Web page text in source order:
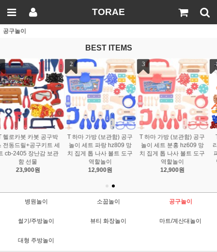
TORAE
공구놀이
BEST ITEMS
4
T 케이레스큐 공구놀이
리빙박스 kr-5533+lv 200
피스 작동 드릴 드라이버
망치 나사 볼트 도구 툴
43,900원
5
T 헬로카봇 디럭스 공구
놀이 cb-1405 차탄 로봇
피규어 크루에어 남자아
이 선물
33,800원
병원놀이 소꿉놀이 공구놀이
썰기/주방놀이 뷰티 화장놀이 마트/계산대놀이
대형 주방놀이